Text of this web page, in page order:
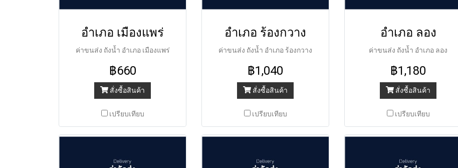
อำเภอ เมืองแพร่
ค่าขนส่ง ถังน้ำ อำเภอ เมืองแพร่
฿660
สั่งซื้อสินค้า
เปรียบเทียบ
อำเภอ ร้องกวาง
ค่าขนส่ง ถังน้ำ อำเภอ ร้องกวาง
฿1,040
สั่งซื้อสินค้า
เปรียบเทียบ
อำเภอ ลอง
ค่าขนส่ง ถังน้ำ อำเภอ ลอง
฿1,180
สั่งซื้อสินค้า
เปรียบเทียบ